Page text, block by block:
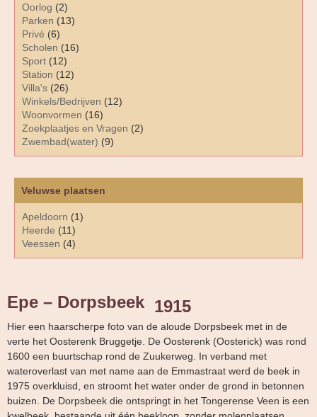
Oorlog (2)
Parken (13)
Privé (6)
Scholen (16)
Sport (12)
Station (12)
Villa's (26)
Winkels/Bedrijven (12)
Woonvormen (16)
Zoekplaatjes en Vragen (2)
Zwembad(water) (9)
Veluwse plaatsen
Apeldoorn (1)
Heerde (11)
Veessen (4)
Epe – Dorpsbeek 1915
Hier een haarscherpe foto van de aloude Dorpsbeek met in de
verte het Oosterenk Bruggetje. De Oosterenk (Oosterick) was rond
1600 een buurtschap rond de Zuukerweg. In verband met
wateroverlast van met name aan de Emmastraat werd de beek in
1975 overkluisd, en stroomt het water onder de grond in betonnen
buizen. De Dorpsbeek die ontspringt in het Tongerense Veen is een